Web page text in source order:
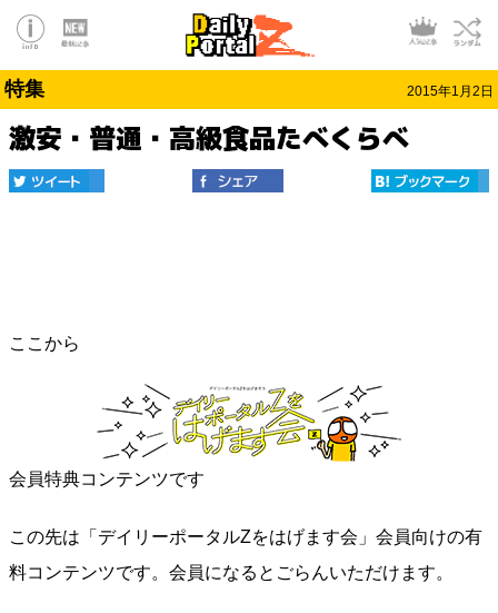
特集 2015年1月2日
激安・普通・高級食品たべくらべ
ここから
会員特典コンテンツです
この先は「デイリーポータルZをはげます会」会員向けの有
料コンテンツです。会員になるとごらんいただけます。